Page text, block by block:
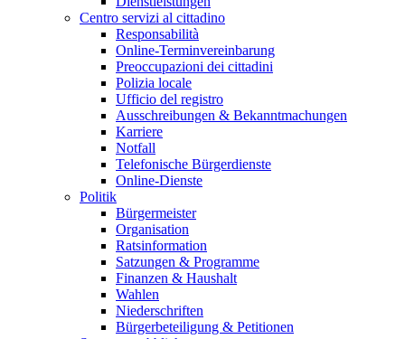
Centro servizi al cittadino
Responsabilità
Online-Terminvereinbarung
Preoccupazioni dei cittadini
Polizia locale
Ufficio del registro
Ausschreibungen & Bekanntmachungen
Karriere
Notfall
Telefonische Bürgerdienste
Online-Dienste
Politik
Bürgermeister
Organisation
Ratsinformation
Satzungen & Programme
Finanzen & Haushalt
Wahlen
Niederschriften
Bürgerbeteiligung & Petitionen